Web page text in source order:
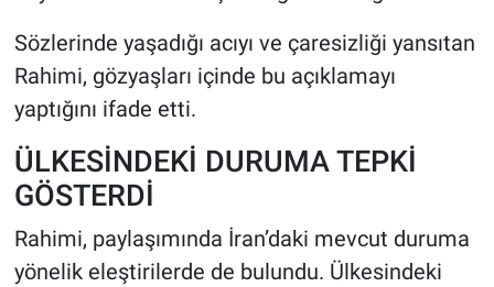
Sözlerinde yaşadığı acıyı ve çaresizliği yansıtan
Rahimi, gözyaşları içinde bu açıklamayı
yaptığını ifade etti.
ÜLKESİNDEKİ DURUMA TEPKİ
GÖSTERDİ
Rahimi, paylaşımında İran’daki mevcut duruma
yönelik eleştirilerde de bulundu. Ülkesindeki